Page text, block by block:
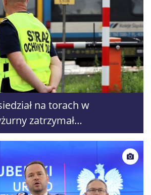
na torach w
zatrzymał
pociąg